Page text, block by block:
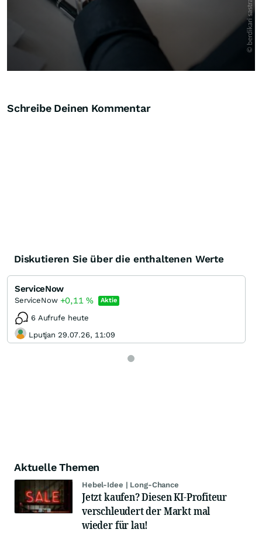
Schreibe Deinen Kommentar
Diskutieren Sie über die enthaltenen Werte
ServiceNow
ServiceNow +0,11 % Aktie
6 Aufrufe heute
Lputjan 29.07.26, 11:09
Aktuelle Themen
Hebel-Idee | Long-Chance
Jetzt kaufen? Diesen KI-Profiteur
verschleudert der Markt mal
wieder für lau!